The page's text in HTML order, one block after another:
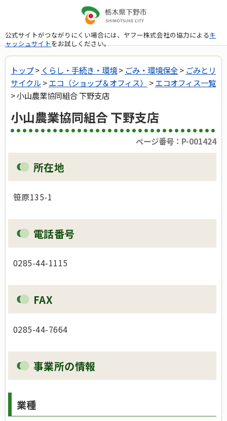
公式サイトがつながりにくい場合には、ヤフー株式会社の協力によるキ
ャッシュサイトをお試しください。
トップ> くらし・手続き・環境> ごみ・環境保全> ごみとリ
サイクル>エコ（ショップ＆オフィス） >エコオフィス一覧
> 小山農業協同組合 下野支店
小山農業協同組合 下野支店
ページ番号：P-001424
所在地
笹原135-1
電話番号
0285-44-1115
FAX
0285-44-7664
事業所の情報
業種